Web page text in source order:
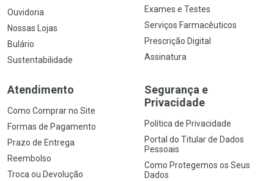
Ouvidoria
Nossas Lojas
Bulário
Sustentabilidade
Exames e Testes
Serviços Farmacêuticos
Prescrição Digital
Assinatura
Atendimento
Como Comprar no Site
Formas de Pagamento
Prazo de Entrega
Reembolso
Troca ou Devolução
Segurança e
Privacidade
Política de Privacidade
Portal do Titular de Dados
Pessoais
Como Protegemos os Seus
Dados